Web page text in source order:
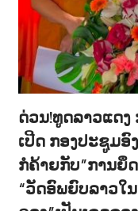
ດ່ວນ!ທູດລາວແດງ
ເປີດ ກອງປະຊູມ
ກໍຄ້າຍກັບ”ການຍຶ
“ວັດອົພຍົບລາວໃ